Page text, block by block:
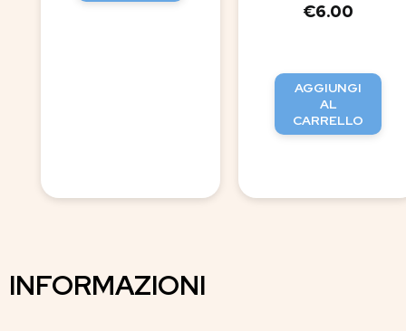
€6.00
AGGIUNGI
AL
CARRELLO
INFORMAZIONI